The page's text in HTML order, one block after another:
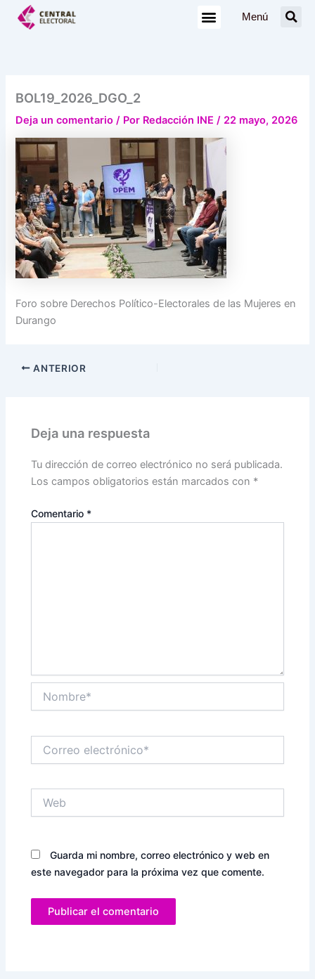
Menú
BOL19_2026_DGO_2
Deja un comentario / Por Redacción INE/ 22 mayo, 2026
Foro sobre Derechos Político-Electorales de las Mujeres en
Durango
ANTERIOR
Deja una respuesta
Tu dirección de correo electrónico no será publicada.
Los campos obligatorios están marcados con *
Comentario *
electrónico*
Guarda mi nombre, correo electrónico y web en
este navegador para la próxima vez que comente.